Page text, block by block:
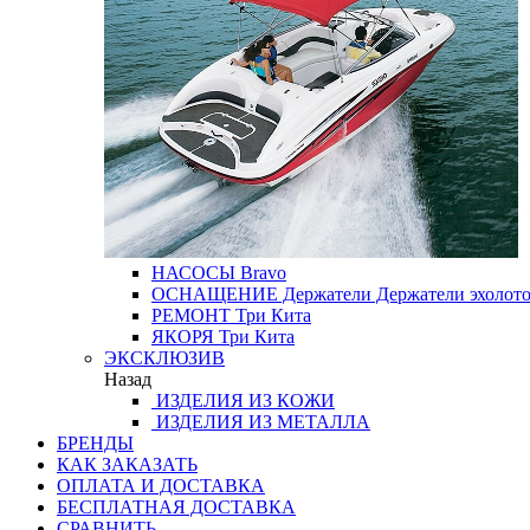
НАСОСЫ Bravo
ОСНАЩЕНИЕ Держатели Держатели
РЕМОНТ Три Кита
ЯКОРЯ Три Кита
ЭКСКЛЮЗИВ
Назад
ИЗДЕЛИЯ ИЗ КОЖИ
ИЗДЕЛИЯ ИЗ МЕТАЛЛА
БРЕНДЫ
КАК ЗАКАЗАТЬ
ОПЛАТА И ДОСТАВКА
БЕСПЛАТНАЯ ДОСТАВКА